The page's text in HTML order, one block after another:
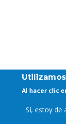
Al hacer clic
Sí, estoy de